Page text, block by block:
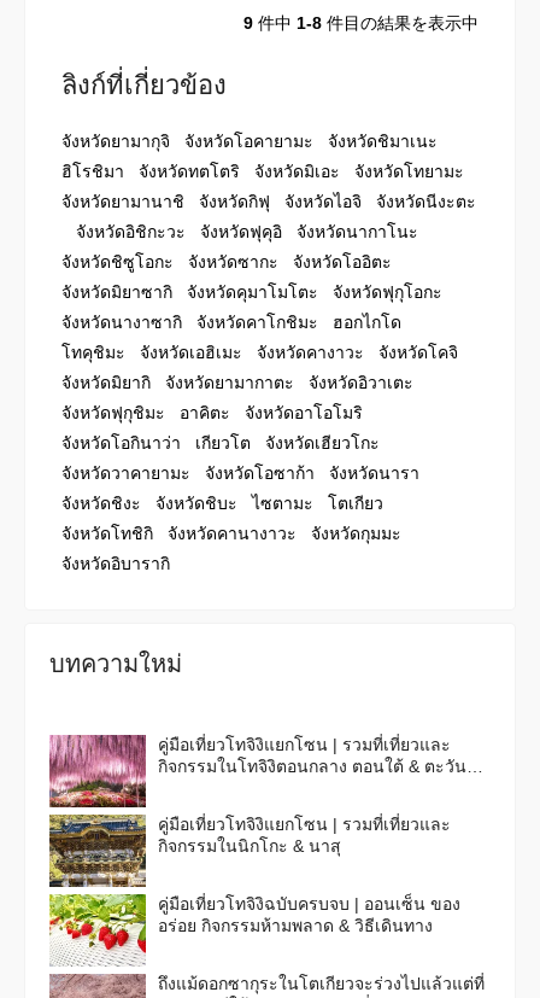
9 件中 1-8 件目の結果を表示中
ลิงก์ที่เกี่ยวข้อง
จังหวัดยามากุจิ จังหวัดโอคายามะ
จังหวัดชิมาเนะ
ฮิโรชิมา
จังหวัดทตโตริ จังหวัดมิเอะ
จังหวัดโทยามะ
จังหวัดยามานาชิ
จังหวัดกิฟุ จังหวัดไอจิ
จังหวัดนีงะตะ
จังหวัดอิชิกะวะ
จังหวัดฟุคุอิ
จังหวัดนากาโนะ
จังหวัดชิซูโอกะ
จังหวัดซากะ
จังหวัดโออิตะ
จังหวัดมิยาซากิ
จังหวัดคุมาโมโตะ
จังหวัดฟุกุโอกะ
จังหวัดนางาซากิ
จังหวัดคาโกชิมะ
ฮอกไกโด
โทคุชิมะ
จังหวัดเอฮิเมะ จังหวัดคางาวะ
จังหวัดโคจิ
จังหวัดมิยากิ
จังหวัดยามากาตะ
จังหวัดอิวาเตะ
จังหวัดฟุกุชิมะ
อาคิตะ
จังหวัดอาโอโมริ
จังหวัดโอกินาว่า
เกียวโต
จังหวัดเฮียวโกะ
จังหวัดวาคายามะ
จังหวัดโอซาก้า
จังหวัดนารา
จังหวัดชิงะ
จังหวัดชิบะ ไซตามะ
โตเกียว
จังหวัดโทชิกิ
จังหวัดคานางาวะ
จังหวัดกุมมะ
จังหวัดอิบารากิ
บทความใหม่
คู่มือเที่ยวโทจิงิแยกโซน | รวมที่เที่ยวและ
กิจกรรมในโทจิงิตอนกลาง ตอนใต้ & ตะวัน
คู่มือเที่ยวโทจิงิแยกโซน | รวมที่เที่ยวและ
กิจกรรมในนิกโกะ & นาสุ
คู่มือเที่ยวโทจิงิฉบับครบจบ | ออนเซ็น ของ
อร่อย กิจกรรมห้ามพลาด & วิธีเดินทาง
ถึงแม้ดอกซากุระในโตเกียวจะร่วงไปแล้วแต่ที่